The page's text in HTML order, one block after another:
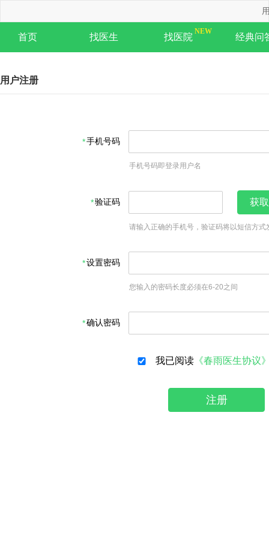
首页 找医生 找医院 经典问
用户注册
手机号码
手机号码即登录用户名
验证码 获
请输入正确的手机号，验证码将以短信方式
设置密码
您输入的密码长度必须在6-20之间
确认密码
我已阅读 《春雨医生协议
注册